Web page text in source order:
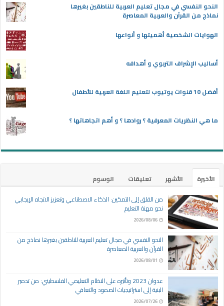
النحو النفسي في مجال تعليم العربية للناطقين بغيرها
نماذج من القرآن والعربية المعاصرة
الهوايات الشخصية أهميتها و أنواعها
أساليب الإشراف التربوي و أهدافه
أفضل 10 قنوات يوتيوب لتعليم اللغة العربية للأطفال
ما هي النظريات المعرفية ؟ روادها ؟ و أهم اتجاهاتها ؟
الأخيرة الأشهر تعليقات
الوسوم
من القلق إلى التمكين: الذكاء الاصطناعي وتعزيز الاتجاه الإيجابي
نحو مهنة التعليم
2026/08/06
النحو النفسي في مجال تعليم العربية للناطقين بغيرها نماذج من
القرآن والعربية المعاصرة
2026/08/01
عدوان 2023 وتأثيره على النظام التعليمي الفلسطيني: من تدمير
البنية إلى استراتيجيات الصمود والتعافي
2026/07/26